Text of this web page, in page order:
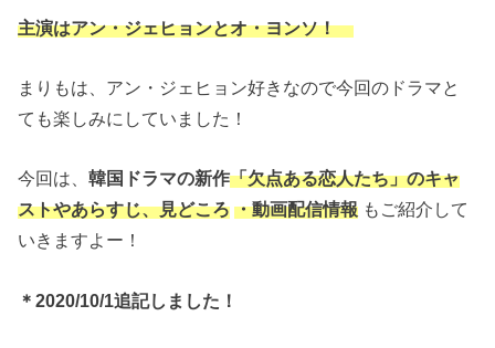
主演はアン・ジェヒョンとオ・ヨンソ！
まりもは、アン・ジェヒョン好きなので今回のドラマと
ても楽しみにしていました！
今回は、韓国ドラマの新作「欠点ある恋人たち」のキャ
ストやあらすじ、見どころ ・動画配信情報 もご紹介して
いきますよー！
＊2020/10/1追記しました！